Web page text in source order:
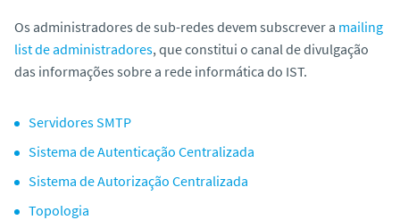
Os administradores de sub-redes devem subscrever a mailing
listde administradores, que constitui o canal de divulgação
das informações sobre a rede informática do IST.
Servidores SMTP
Sistema de Autenticação Centralizada
Sistema de Autorização Centralizada
Topologia